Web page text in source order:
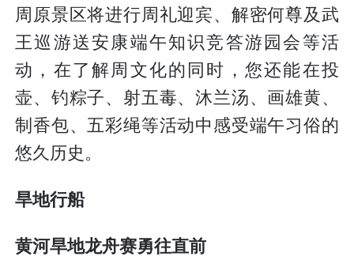
周原景区将进行周礼迎宾、解密何尊及武
王巡游送安康端午知识竞答游园会等活
动，在了解周文化的同时，您还能在投
壶、钓粽子、射五毒、沐兰汤、画雄黄、
制香包、五彩绳等活动中感受端午习俗的
悠久历史。
旱地行船
黄河旱地龙舟赛勇往直前